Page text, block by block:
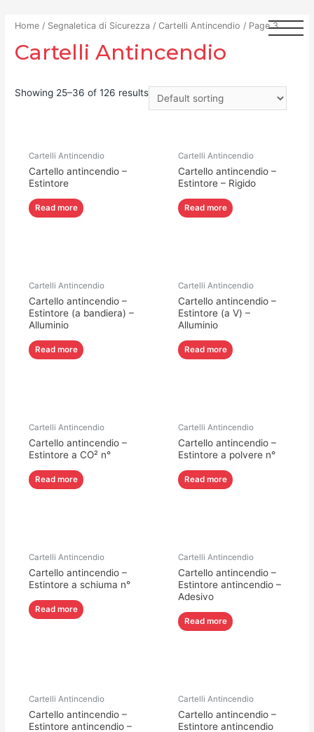
Home / Segnaletica di Sicurezza /Cartelli Antincendio / Page 3
Cartelli Antincendio
Showing 25–36 of 126 results
Cartelli Antincendio
Cartello antincendio –
Estintore
Read more
Cartelli Antincendio
Cartello antincendio –
Estintore – Rigido
Read more
Cartelli Antincendio
Cartello antincendio –
Estintore (a bandiera) –
Alluminio
Read more
Cartelli Antincendio
Cartello antincendio –
Estintore (a V) –
Alluminio
Read more
Cartelli Antincendio
Cartello antincendio –
Estintore a CO² n°
Read more
Cartelli Antincendio
Cartello antincendio –
Estintore a polvere n°
Read more
Cartelli Antincendio
Cartello antincendio –
Estintore a schiuma n°
Read more
Cartelli Antincendio
Cartello antincendio –
Estintore antincendio –
Adesivo
Read more
Cartelli Antincendio
Cartello antincendio –
Estintore antincendio –
Cartelli Antincendio
Cartello antincendio –
Estintore antincendio